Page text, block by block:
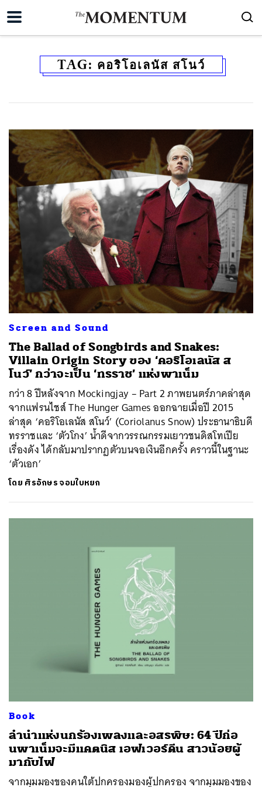
TAG: คอริโอเลนัส สโนว์
Screen and Sound
The Ballad of Songbirds and Snakes:
Villain Origin Story ของ ‘คอริโอเลนัส ส
โนว์’ กว่าจะเป็น ‘ทรราช’ แห่งพาเน็ม
กว่า 8 ปีหลังจาก Mockingjay – Part 2 ภาพยนตร์ภาคล่าสุด
จากแฟรนไชส์ The Hunger Games ออกฉายเมื่อปี 2015
ล่าสุด ‘คอริโอเลนัส สโนว์’ (Coriolanus Snow) ประธานาธิบดี
ทรราชและ ‘ตัวโกง’ น้ำดีจากวรรณกรรมเยาวชนดิสโทเปีย
เรื่องดัง ได้กลับมาปรากฏตัวบนจอเงินอีกครั้ง คราวนี้ในฐานะ
‘ตัวเอก’
โดย ศิรอักษร จอมใบหยก
Book
ลำนำแห่งนกร้องเพลงและอสรพิษ: 64 ปีก่อ
นพาเน็มจะมีแคตนิส เอฟเวอร์ดีน สาวน้อยผู้
มากับไฟ
จากมุมมองของคนใต้ปกครองมองผู้ปกครอง จากมุมมองของ